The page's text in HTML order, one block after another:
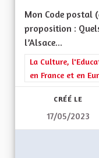
Mon Code postal
proposition :
l’Alsace...
Filtrer les
La Culture,
en France et en
CRÉÉ LE
17/05/2023